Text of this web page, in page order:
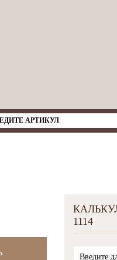
1114